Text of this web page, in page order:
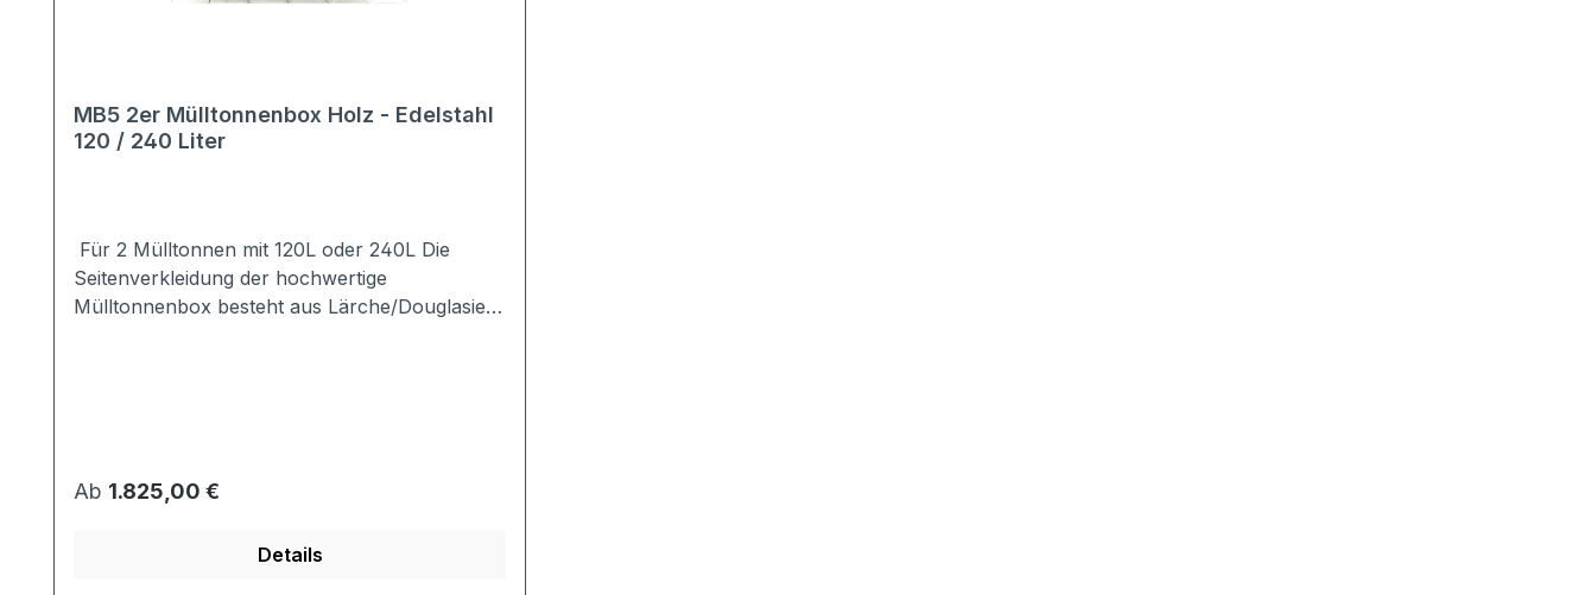
MB5 2er Mülltonnenbox Holz - Edelstahl
120 / 240 Liter
Für 2 Mülltonnen mit 120L oder 240L Die
Seitenverkleidung der hochwertige
Mülltonnenbox besteht aus Lärche/Douglasie,
Mülltonnenbox nach Ihrem Bedarf
zusammen:120 / 240 Liter - mit / ohne
Material:Seitenverkleidung:
Regulärer Preis:
Ab 1.825,00 €
Details